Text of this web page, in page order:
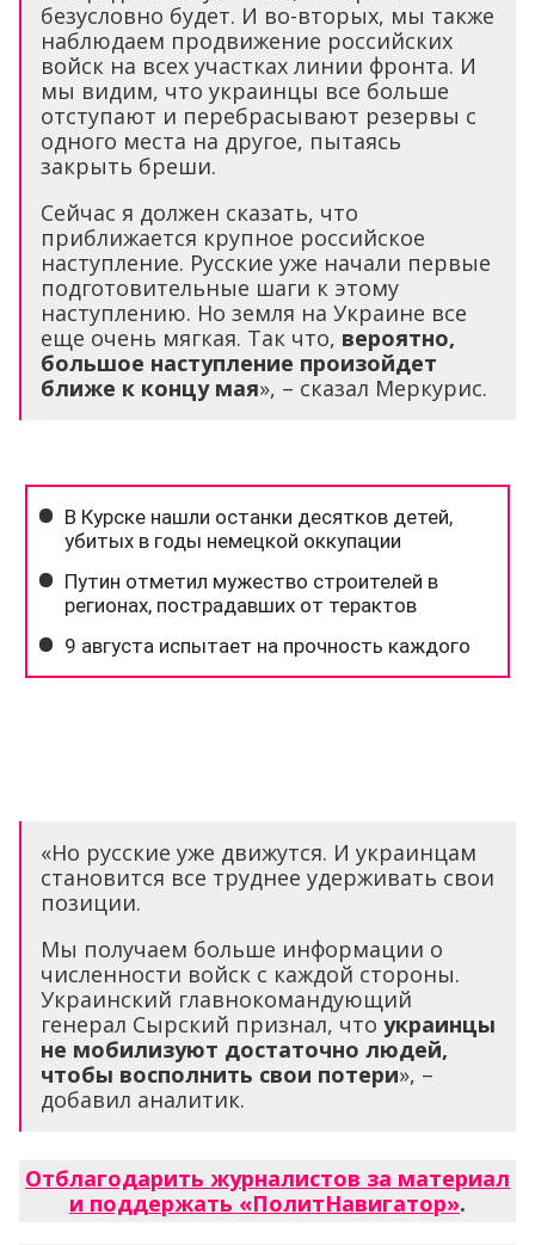
безусловно будет. И во-вторых, мы также
наблюдаем продвижение российских
войск на всех участках линии фронта. И
мы видим, что украинцы все больше
отступают и перебрасывают резервы с
одного места на другое, пытаясь
закрыть бреши.
Сейчас я должен сказать, что
приближается крупное российское
наступление. Русские уже начали первые
подготовительные шаги к этому
наступлению. Но земля на Украине все
еще очень мягкая. Так что, вероятно,
большое наступление произойдет
ближе к концу мая», – сказал Меркурис.
«Но русские уже движутся. И украинцам
становится все труднее удерживать свои
позиции.
Мы получаем больше информации о
численности войск с каждой стороны.
Украинский главнокомандующий
генерал Сырский признал, что украинцы
не мобилизуют достаточно людей,
чтобы восполнить свои потери», –
добавил аналитик.
Отблагодарить журналистов за материал
и поддержать «ПолитНавигатор».